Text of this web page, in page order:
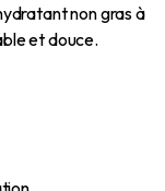
non gras à
et douce.